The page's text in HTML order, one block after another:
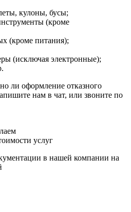
кулоны, бусы;
(кроме
(кроме питания);
(исключая электронные);
ли оформление отказного
нам в чат, или звоните по
услуг
в нашей компании на